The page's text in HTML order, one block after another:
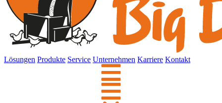
Lösungen Produkte Service Unternehmen Karriere Kontakt